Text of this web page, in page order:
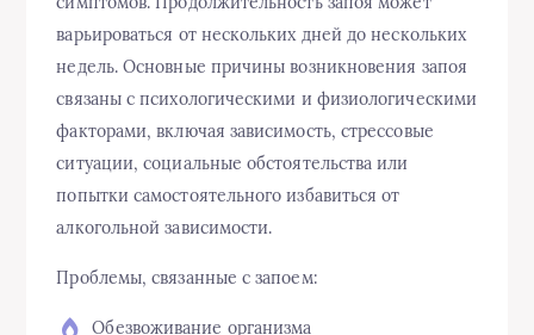
варьироваться от нескольких дней до нескольких
недель. Основные причины возникновения запоя
связаны с психологическими и физиологическими
факторами, включая зависимость, стрессовые
ситуации, социальные обстоятельства или
попытки самостоятельного избавиться от
алкогольной зависимости.
Проблемы, связанные с запоем:
Обезвоживание организма